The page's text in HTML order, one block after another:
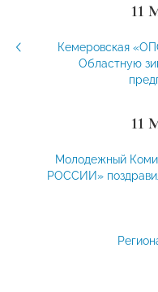
11
Кемеровская
Областную
11
Молодежный
РОССИИ»